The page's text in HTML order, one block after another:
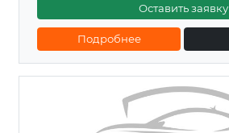
Оставить заявку
Подробнее